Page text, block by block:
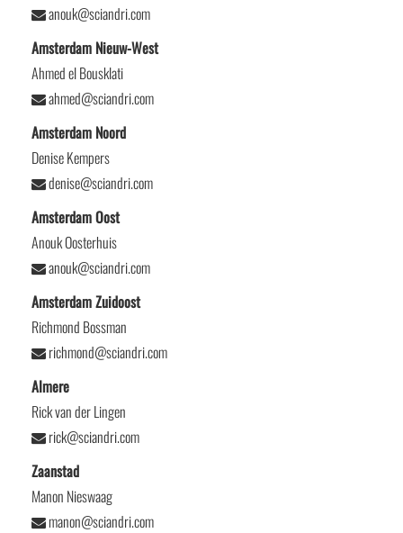
anouk@sciandri.com
Amsterdam Nieuw-West
Ahmed el Bousklati
ahmed@sciandri.com
Amsterdam Noord
Denise Kempers
denise@sciandri.com
Amsterdam Oost
Anouk Oosterhuis
anouk@sciandri.com
Amsterdam Zuidoost
Richmond Bossman
richmond@sciandri.com
Almere
Rick van der Lingen
rick@sciandri.com
Zaanstad
Manon Nieswaag
manon@sciandri.com